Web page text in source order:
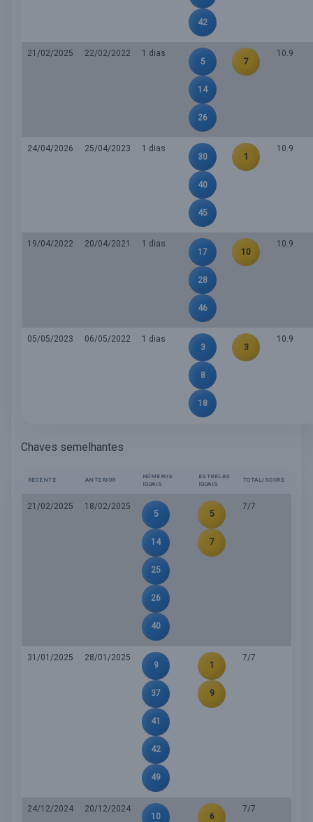
42
21/02/2025 22/02/2022
1 dias
5
14
26
7
10.9
24/04/2026 25/04/2023
1 dias
30
40
45
1
10.9
19/04/2022 20/04/2021
1 dias
17
28
46
10
10.9
05/05/2023 06/05/2022
1 dias
3
8
18
3
10.9
Chaves semelhantes
RECENTE ANTERIOR
NÚMEROS
IGUAIS
ESTRELAS
IGUAIS
TOTAL/SCORE
21/02/2025
18/02/2025
5
14
25
26
40
5
7
7/7
31/01/2025
28/01/2025
9
37
41
42
49
1
9
7/7
24/12/2024
20/12/2024
10
6
7/7